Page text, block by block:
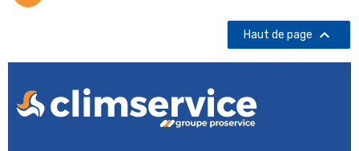
Haut de page 